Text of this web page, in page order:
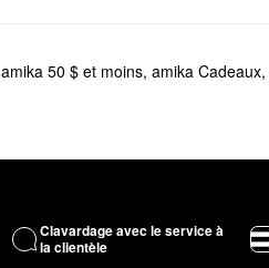
amika 50 $ et moins, amika Cadeaux,
Clavardage avec le service à
la clientèle